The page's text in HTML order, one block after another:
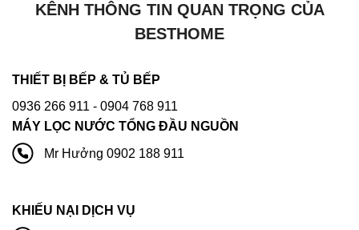
KÊNH THÔNG TIN QUAN TRỌNG CỦA
BESTHOME
THIẾT BỊ BẾP & TỦ BẾP
0936 266 911 - 0904 768 911
MÁY LỌC NƯỚC TỔNG ĐẦU NGUỒN
Mr Hưởng 0902 188 911
KHIẾU NẠI DỊCH VỤ